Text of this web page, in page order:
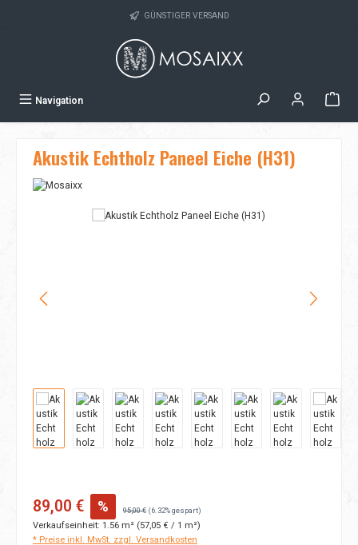
GÜNSTIGER VERSAND
Navigation
Akustik Echtholz Paneel Eiche (H31)
Bildergalerie überspringen
Verkaufspreis:
89,00 € % Regulärer Preis:
95,00 € (6.32% gespart)
Verkaufseinheit: 1.56 m² (57,05 € / 1 m²)
* Preise inkl. MwSt. zzgl. Versandkosten